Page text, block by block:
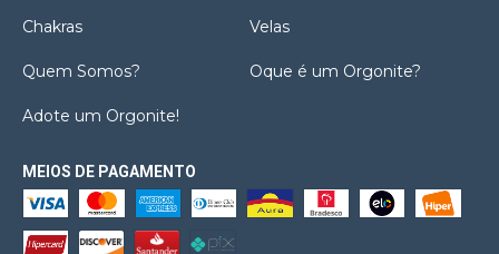
Chakras Velas
Quem Somos? Oque é um Orgonite?
Adote um Orgonite!
MEIOS DE PAGAMENTO